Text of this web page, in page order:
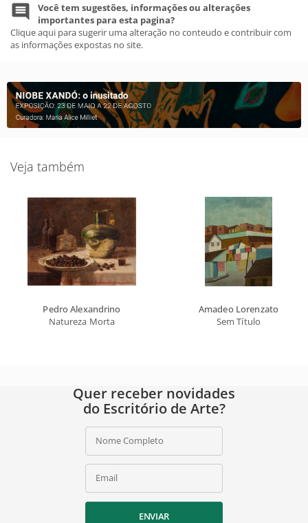
Você tem sugestões, informações ou alterações
importantes para esta pagina?
Clique aqui para sugerir uma alteração no conteudo e contribuir com
as informações expostas no site.
Veja também
Pedro Alexandrino
Natureza Morta
Amadeo Lorenzato
Sem Título
Quer receber novidades
do Escritório de Arte?
Nome Completo
Email
ENVIAR